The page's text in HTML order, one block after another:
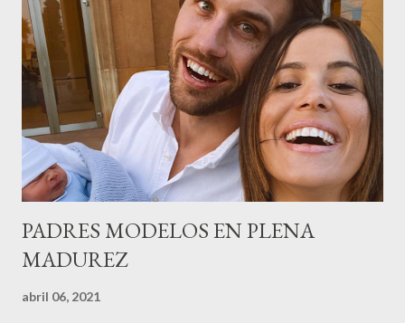
contaba detalles del homenaje en Actualida Rosa en RCE
radio,en el programa que presento todos los jueves de 17 a 18
horas . Carolina y Quionia Pagés Carolina Pagés La cita ,en el
Museu Marítim de BCN ,en las Drassanes reunió a figuras
destacadas del sector,así como clientes, autoridades y medios
de comunicación, en una velada inolvidable bajo el lema “Cien
años peinando almas, creando belleza,i...
PADRES MODELOS EN PLENA
MADUREZ
abril 06, 2021